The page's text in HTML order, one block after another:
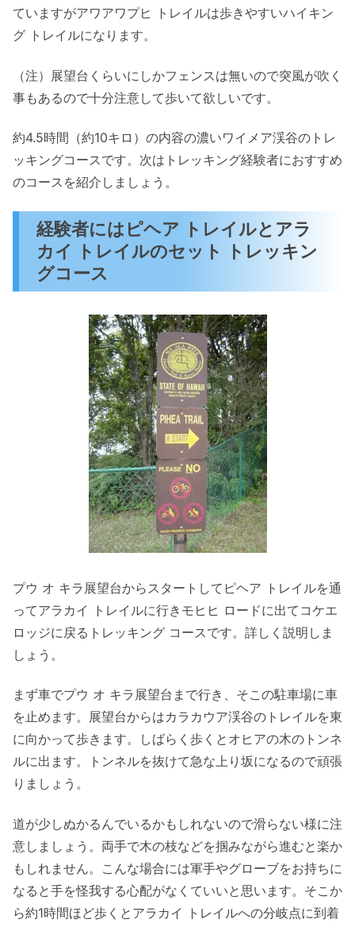
ていますがアワアワプヒ トレイルは歩きやすいハイキン
グ トレイルになります。
（注）展望台くらいにしかフェンスは無いので突風が吹く
事もあるので十分注意して歩いて欲しいです。
約4.5時間（約10キロ）の内容の濃いワイメア渓谷のトレ
ッキングコースです。次はトレッキング経験者におすすめ
のコースを紹介しましょう。
経験者にはピヘア トレイルとアラ
カイ トレイルのセット トレッキン
グコース
プウ オ キラ展望台からスタートしてピヘア トレイルを通
ってアラカイ トレイルに行きモヒヒ ロードに出てコケエ
ロッジに戻るトレッキング コースです。詳しく説明しま
しょう。
まず車でプウ オ キラ展望台まで行き、そこの駐車場に車
を止めます。展望台からはカラカウア渓谷のトレイルを東
に向かって歩きます。しばらく歩くとオヒアの木のトンネ
ルに出ます。トンネルを抜けて急な上り坂になるので頑張
りましょう。
道が少しぬかるんでいるかもしれないので滑らない様に注
意しましょう。両手で木の枝などを掴みながら進むと楽か
もしれません。こんな場合には軍手やグローブをお持ちに
なると手を怪我する心配がなくていいと思います。そこか
ら約1時間ほど歩くとアラカイ トレイルへの分岐点に到着